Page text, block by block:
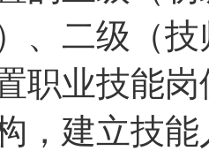
、二级（
职业技能
，建立技